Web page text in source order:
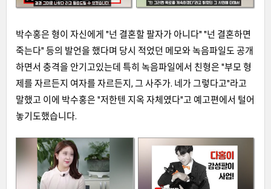
박수홍은 형이 자신에게 "넌 결혼할 팔자가 아니다" "넌 결혼하면
죽는다" 등의 발언을 했다며 당시 적었던 메모와 녹음파일도 공개
하면서 충격을 안기고있는데 특히 녹음파일에서 친형은 "부모 형
제를 자르든지 여자를 자르든지, 그 사주가. 네가 그렇다고"라고
말했고 이에 박수홍은 "저한텐 지옥 자체였다"고 예고편에서 털어
놓기도했습니다.